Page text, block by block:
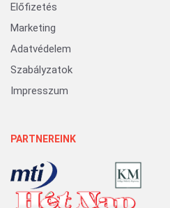
Előfizetés
Marketing
Adatvédelem
Szabályzatok
Impresszum
PARTNEREINK